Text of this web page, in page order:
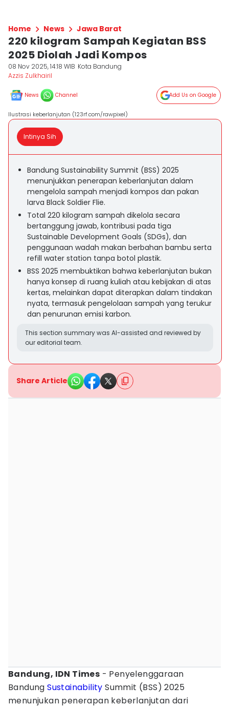
Home News Jawa Barat
220 kilogram Sampah Kegiatan BSS
2025 Diolah Jadi Kompos
08 Nov 2025, 14:18 WIB Kota Bandung
Azzis Zulkhairil
News Channel Add Us on Google
Ilustrasi keberlanjutan (123rf.com/rawpixel)
Intinya Sih
Bandung Sustainability Summit (BSS) 2025
menunjukkan penerapan keberlanjutan dalam
mengelola sampah menjadi kompos dan pakan
larva Black Soldier Flie.
Total 220 kilogram sampah dikelola secara
bertanggung jawab, kontribusi pada tiga
Sustainable Development Goals (SDGs), dan
penggunaan wadah makan berbahan bambu serta
refill water station tanpa botol plastik.
BSS 2025 membuktikan bahwa keberlanjutan bukan
hanya konsep di ruang kuliah atau kebijakan di atas
kertas, melainkan dapat diterapkan dalam tindakan
nyata, termasuk pengelolaan sampah yang terukur
dan penurunan emisi karbon.
This section summary was AI-assisted and reviewed by
our editorial team.
Share Article
Bandung, IDN Times - Penyelenggaraan
BandungSustainability Summit (BSS) 2025
menunjukan penerapan keberlanjutan dari